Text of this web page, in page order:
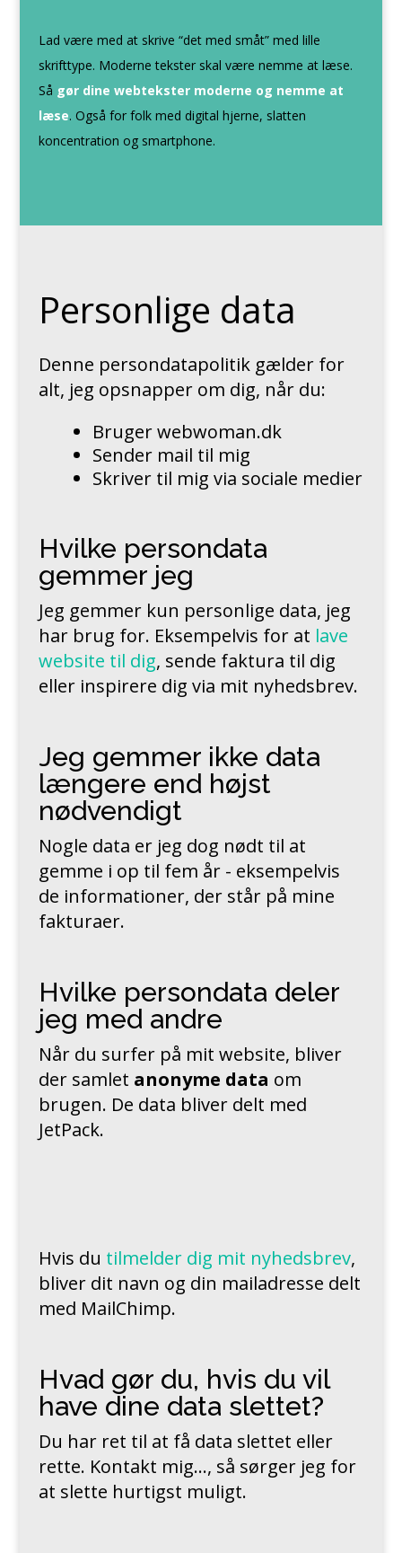
Lad være med at skrive “det med småt” med lille
skrifttype. Moderne tekster skal være nemme at læse.
Så gør dine webtekster moderne og nemme at
læse. Også for folk med digital hjerne, slatten
koncentration og smartphone.
Personlige data
Denne persondatapolitik gælder for
alt, jeg opsnapper om dig, når du:
Bruger webwoman.dk
Sender mail til mig
Skriver til mig via sociale medier
Hvilke persondata
gemmer jeg
Jeg gemmer kun personlige data, jeg
har brug for. Eksempelvis for at lave
website til dig, sende faktura til dig
eller inspirere dig via mit nyhedsbrev.
Jeg gemmer ikke data
længere end højst
nødvendigt
Nogle data er jeg dog nødt til at
gemme i op til fem år - eksempelvis
de informationer, der står på mine
fakturaer.
Hvilke persondata deler
jeg med andre
Når du surfer på mit website, bliver
der samlet anonyme data om
brugen. De data bliver delt med
JetPack.
Hvis du tilmelder dig mit nyhedsbrev,
bliver dit navn og din mailadresse delt
med MailChimp.
Hvad gør du, hvis du vil
have dine data slettet?
Du har ret til at få data slettet eller
rette. Kontakt mig…, så sørger jeg for
at slette hurtigst muligt.